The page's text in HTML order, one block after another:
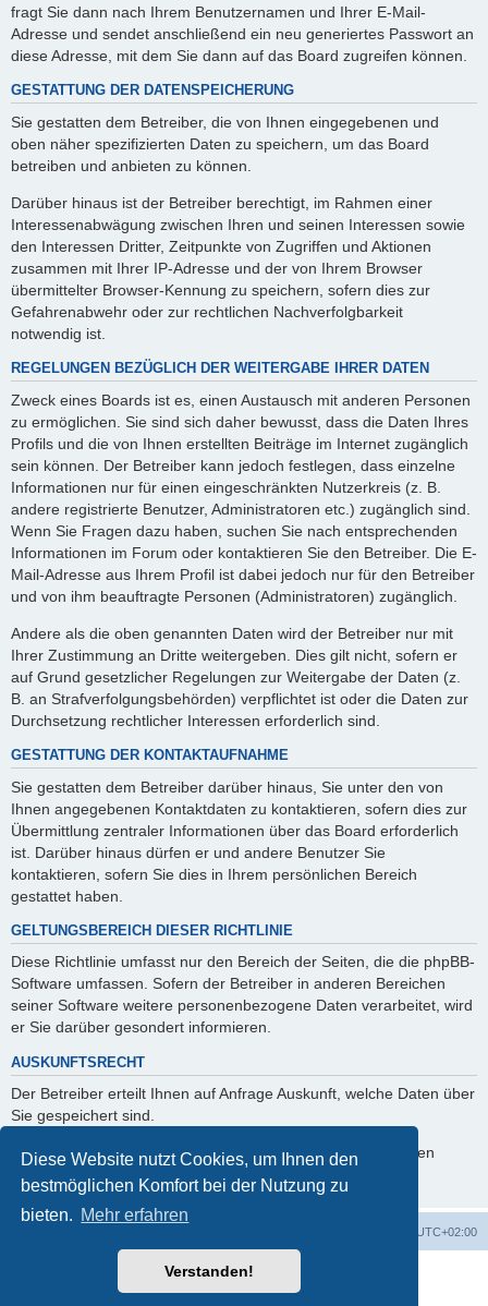
Diese Website nutzt Cookies, um Ihnen den
bestmöglichen Komfort bei der Nutzung zu
bieten. Mehr erfahren
Verstanden!
fragt Sie dann nach Ihrem Benutzernamen und Ihrer E-Mail-
Adresse und sendet anschließend ein neu generiertes Passwort an
diese Adresse, mit dem Sie dann auf das Board zugreifen können.
GESTATTUNG DER DATENSPEICHERUNG
Sie gestatten dem Betreiber, die von Ihnen eingegebenen und
oben näher spezifizierten Daten zu speichern, um das Board
betreiben und anbieten zu können.
Darüber hinaus ist der Betreiber berechtigt, im Rahmen einer
Interessenabwägung zwischen Ihren und seinen Interessen sowie
den Interessen Dritter, Zeitpunkte von Zugriffen und Aktionen
zusammen mit Ihrer IP-Adresse und der von Ihrem Browser
übermittelter Browser-Kennung zu speichern, sofern dies zur
Gefahrenabwehr oder zur rechtlichen Nachverfolgbarkeit
notwendig ist.
REGELUNGEN BEZÜGLICH DER WEITERGABE IHRER DATEN
Zweck eines Boards ist es, einen Austausch mit anderen Personen
zu ermöglichen. Sie sind sich daher bewusst, dass die Daten Ihres
Profils und die von Ihnen erstellten Beiträge im Internet zugänglich
sein können. Der Betreiber kann jedoch festlegen, dass einzelne
Informationen nur für einen eingeschränkten Nutzerkreis (z. B.
andere registrierte Benutzer, Administratoren etc.) zugänglich sind.
Wenn Sie Fragen dazu haben, suchen Sie nach entsprechenden
Informationen im Forum oder kontaktieren Sie den Betreiber. Die E-
Mail-Adresse aus Ihrem Profil ist dabei jedoch nur für den Betreiber
und von ihm beauftragte Personen (Administratoren) zugänglich.
Andere als die oben genannten Daten wird der Betreiber nur mit
Ihrer Zustimmung an Dritte weitergeben. Dies gilt nicht, sofern er
auf Grund gesetzlicher Regelungen zur Weitergabe der Daten (z.
B. an Strafverfolgungsbehörden) verpflichtet ist oder die Daten zur
Durchsetzung rechtlicher Interessen erforderlich sind.
GESTATTUNG DER KONTAKTAUFNAHME
Sie gestatten dem Betreiber darüber hinaus, Sie unter den von
Ihnen angegebenen Kontaktdaten zu kontaktieren, sofern dies zur
Übermittlung zentraler Informationen über das Board erforderlich
ist. Darüber hinaus dürfen er und andere Benutzer Sie
kontaktieren, sofern Sie dies in Ihrem persönlichen Bereich
gestattet haben.
GELTUNGSBEREICH DIESER RICHTLINIE
Diese Richtlinie umfasst nur den Bereich der Seiten, die die phpBB-
Software umfassen. Sofern der Betreiber in anderen Bereichen
seiner Software weitere personenbezogene Daten verarbeitet, wird
er Sie darüber gesondert informieren.
AUSKUNFTSRECHT
Der Betreiber erteilt Ihnen auf Anfrage Auskunft, welche Daten über
Sie gespeichert sind.
Sie können jederzeit die Löschung bzw. Sperrung Ihrer Daten
verlangen. Kontaktieren Sie hierzu bitte den Betreiber.
UTC+02:00
Powered byphpBB® Forum Software © phpBB Limited
phpBB.de